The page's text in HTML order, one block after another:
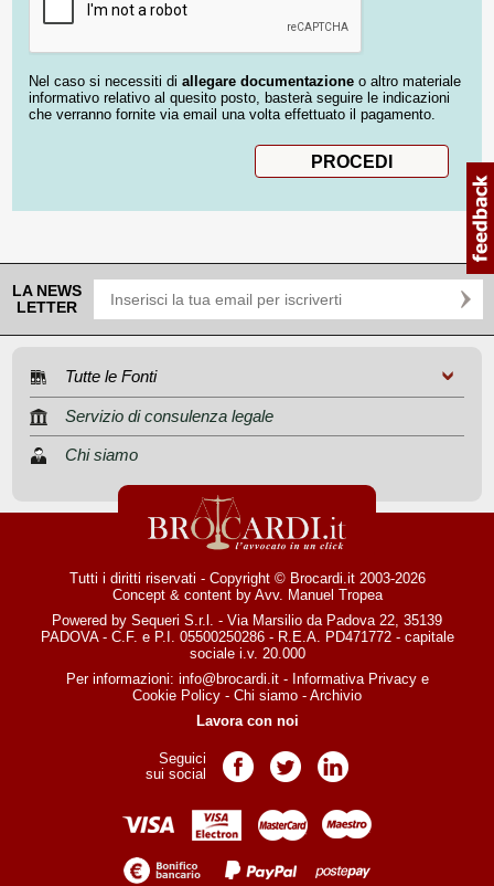
Nel caso si necessiti di allegare documentazione o altro materiale
informativo relativo al quesito posto, basterà seguire le indicazioni
che verranno fornite via email una volta effettuato il pagamento.
LA NEWS
LETTER
Tutte le Fonti
Servizio di consulenza legale
Chi siamo
Tutti i diritti riservati - Copyright © Brocardi.it 2003-2026
Concept & content by Avv. Manuel Tropea
Powered by Sequeri S.r.l. - Via Marsilio da Padova 22, 35139
PADOVA - C.F. e P.I. 05500250286 - R.E.A. PD471772 - capitale
sociale i.v. 20.000
Per informazioni: info@brocardi.it- Informativa Privacye
Cookie Policy - Chi siamo - Archivio
Lavora con noi
Seguici
sui social
Pagina Facebook
Pagina TwitterPagina LinkedIn